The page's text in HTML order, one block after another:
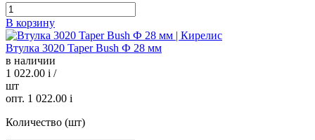
В корзину
Втулка 3020 Taper Bush Ф 28 мм
в наличии
1 022.00 i /
шт
опт. 1 022.00 i
Количество (шт)